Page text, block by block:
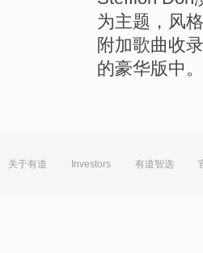
为主题，风
附加歌曲收
的豪华版中。
关于有道 Investors 有道智选